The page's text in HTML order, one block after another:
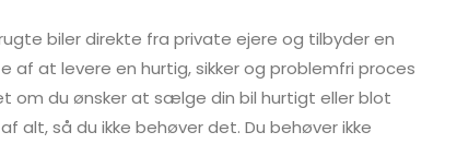
biler direkte fra private ejere og tilbyder en
af at levere en hurtig, sikker og problemfri proces
om du ønsker at sælge din bil hurtigt eller blot
alt, så du ikke behøver det. Du behøver ikke